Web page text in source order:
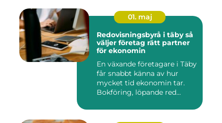
01. maj
Redovisningsbyrå i täby så
väljer företag rätt partner
för ekonomin
En växande företagare i Täby
får snabbt känna av hur
mycket tid ekonomin tar.
Bokföring, löpande red...